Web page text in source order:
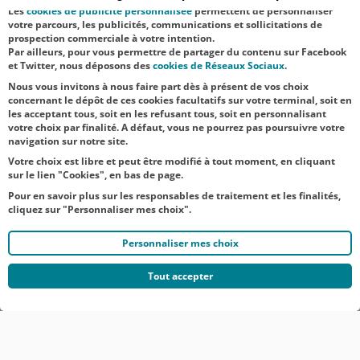
aux éleveurs
faisant face aux
difficultés
Lescookies de publicité personnalisée permettent de personnaliser
votre parcours, les publicités, communications et sollicitations de
prospection commerciale à votre intention.
Par ailleurs, pour vous permettre de partager du contenu sur Facebook
et Twitter, nous déposons descookies de Réseaux Sociaux.
Nous vous invitons à nous faire part dès à présent de vos choix
concernant le dépôt de ces cookies facultatifs sur votre terminal, soit en
les acceptant tous, soit en les refusant tous, soit en personnalisant
votre choix par finalité. A défaut, vous ne pourrez pas poursuivre votre
navigation sur notre site.
Votre choix est libre et peut être modifié à tout moment, en cliquant
sur le lien "Cookies", en bas de page.
Pour en savoir plus sur les responsables de traitement et les finalités,
cliquez sur "Personnaliser mes choix".
Personnaliser mes choix
Tout accepter